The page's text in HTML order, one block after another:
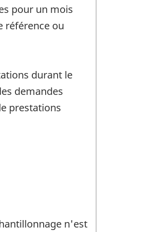
pour un mois
référence ou
durant le
demandes
prestations
n'est